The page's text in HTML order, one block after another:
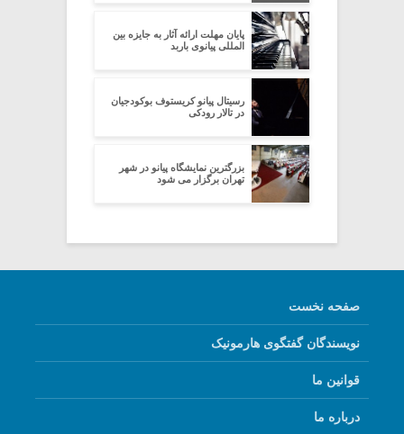
پایان مهلت ارائه آثار به جایزه بین
المللی پیانوی باربد
رسیتال پیانو کریستوف بوکودجیان
در تالار رودکى
بزرگترین نمایشگاه پیانو در شهر
تهران برگزار می شود
صفحه نخست
نویسندگان گفتگوی هارمونیک
قوانین ما
درباره ما